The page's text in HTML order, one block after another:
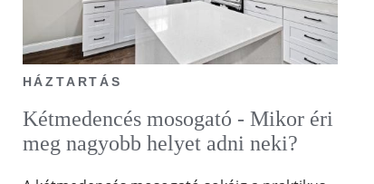
HÁZTARTÁS
Kétmedencés mosogató - Mikor éri
meg nagyobb helyet adni neki?